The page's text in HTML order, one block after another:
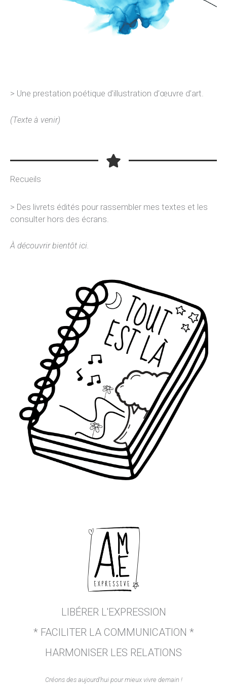
> Une prestation poétique d’illustration d’œuvre d’art.
(Texte à venir)
Recueils
> Des livrets édités pour rassembler mes textes et les
consulter hors des écrans.
À découvrir bientôt ici.
LIBÉRER L'EXPRESSION
* FACILITER LA COMMUNICATION *
HARMONISER LES RELATIONS
Créons des aujourd'hui pour mieux vivre demain !